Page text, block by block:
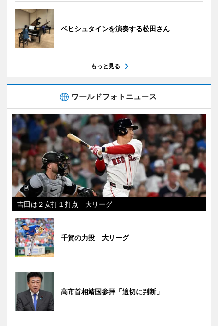
ベヒシュタインを演奏する松田さん
もっと見る
ワールドフォトニュース
吉田は２安打１打点 大リーグ
千賀の力投 大リーグ
高市首相靖国参拝「適切に判断」